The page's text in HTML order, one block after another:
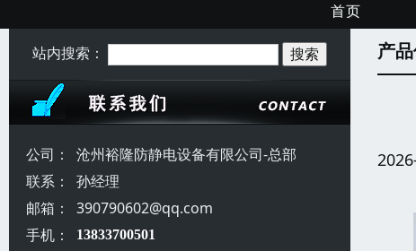
首页
站内搜索：
公司：
沧州裕隆防静电设备有限公司-总部
联系：
孙经理
邮箱：
390790602@qq.com
手机：
13833700501
产